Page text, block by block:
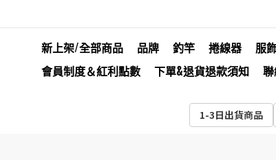
新上架/全部商品 品牌 釣竿 捲線器 服
會員制度＆紅利點數
下單&退貨退款須知
1-3日出貨商品